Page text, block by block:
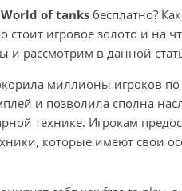
of tanks бесплатно?
стоит игровое золото и на
и рассмотрим в данной
миллионы игроков
и позволила сполна
технике. Игрокам
которые имеют свои